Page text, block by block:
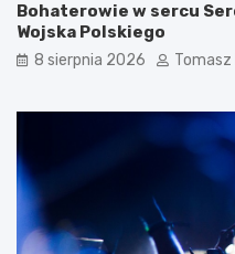
Bohaterowie w sercu
Wojska Polskiego
8 sierpnia 2026 Tomasz